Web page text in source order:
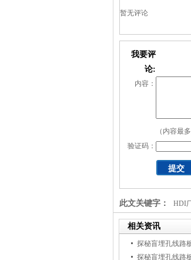
暂无评论
我要评
论:
内容：
（内容最
验证码：
此文关键字： HDI
相关资讯
探秘盲埋孔线路